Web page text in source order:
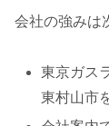
会社の強みは
東京ガス
東村山市